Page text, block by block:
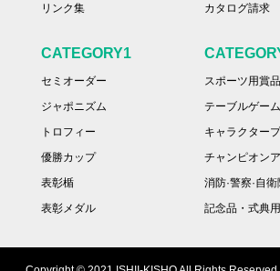
リンク集
カタログ請求
CATEGORY1
セミオーダー
ジャポニズム
トロフィー
優勝カップ
表彰楯
表彰メダル
スポーツ用賞品
テーブルゲー
キャラクター
チャンピオン
消防·警察·自
記念品・式典